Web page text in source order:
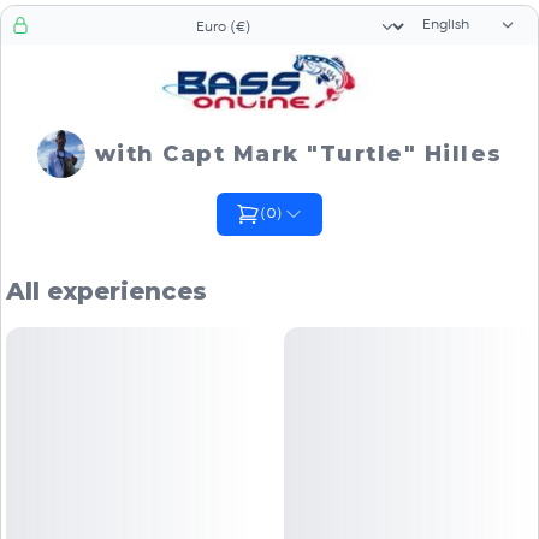
Currency selector Language
with Capt Mark "Turtle" Hilles
(0)
All experiences